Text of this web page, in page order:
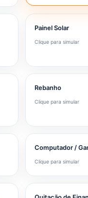
Painel Solar
Clique para simular
Rebanho
Clique para simular
Computador /
Clique para simular